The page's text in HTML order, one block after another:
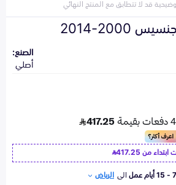
قد لا تتطابق مع المنتج النهائي
2014
الصنع:
أصلي
417.25
الى الرياض